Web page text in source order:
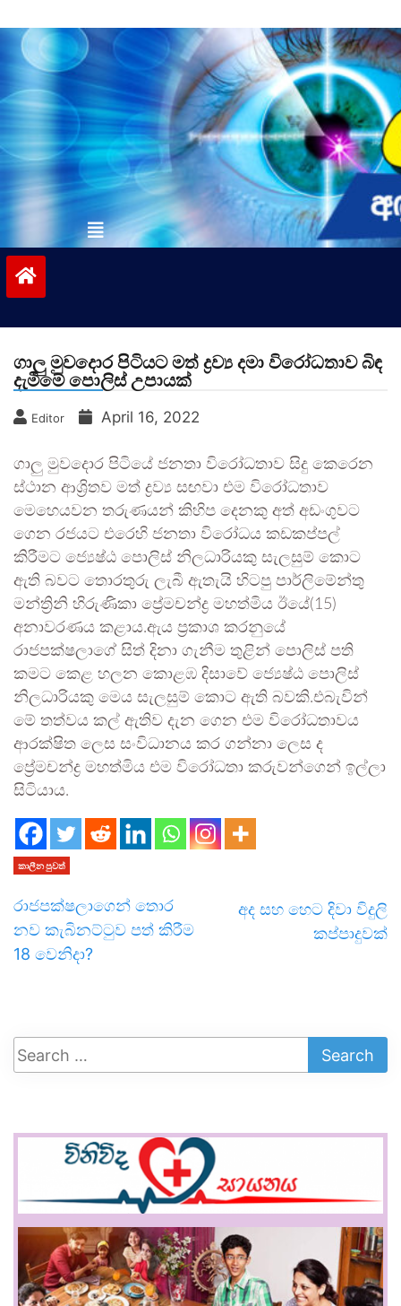
to
contentvinivida.lk
ගාලු මුවදොර පිටියට මත් ද්‍රව්‍ය දමා විරෝධතාව බිඳ
දැමීමේ පොලිස් උපායක්
Editor April 16, 2022
ගාලු මුවදොර පිටියේ ජනතා විරෝධතාව සිදු කෙරෙන
ස්ථාන ආශ්‍රිතව මත් ද්‍රව්‍ය සඟවා එම විරෝධතාව
මෙහෙයවන තරුණයන් කිහිප දෙනකු අත් අඩංගුවට
ගෙන රජයට එරෙහි ජනතා විරෝධය කඩකප්පල්
කිරීමට ජ්‍යෙෂ්ඨ පොලිස් නිලධාරියකු සැලසුම් කොට
ඇති බවට තොරතුරු ලැබී ඇතැයි හිටපු පාර්ලිමේන්තු
මන්ත්‍රිනි හිරුණිකා ප්‍රේමචන්ද්‍ර මහත්මිය ඊයේ(15)
අනාවරණය කළාය.ඇය ප්‍රකාශ කරනුයේ
රාජපක්ෂලාගේ සිත් දිනා ගැනීම තුළින් පොලිස් පති
කමට කෙළ හලන කොළඹ දිසාවේ ජ්‍යෙෂ්ඨ පොලිස්
නිලධාරියකු මෙය සැලසුම් කොට ඇති බවකි.එබැවින්
මේ තත්වය කල් ඇතිව දැන ගෙන එම විරෝධතාවය
ආරක්ෂිත ලෙස සංවිධානය කර ගන්නා ලෙස ද
ප්‍රේමචන්ද්‍ර මහත්මිය එම විරෝධතා කරුවන්ගෙන් ඉල්ලා
සිටියාය.
කාලීන පුවත්
රාජපක්ෂලාගෙන් තොර
නව කැබිනට්ටුව පත් කිරීම
18 වෙනිදා?
අද සහ හෙට දිවා විදුලි
කප්පාදුවක්